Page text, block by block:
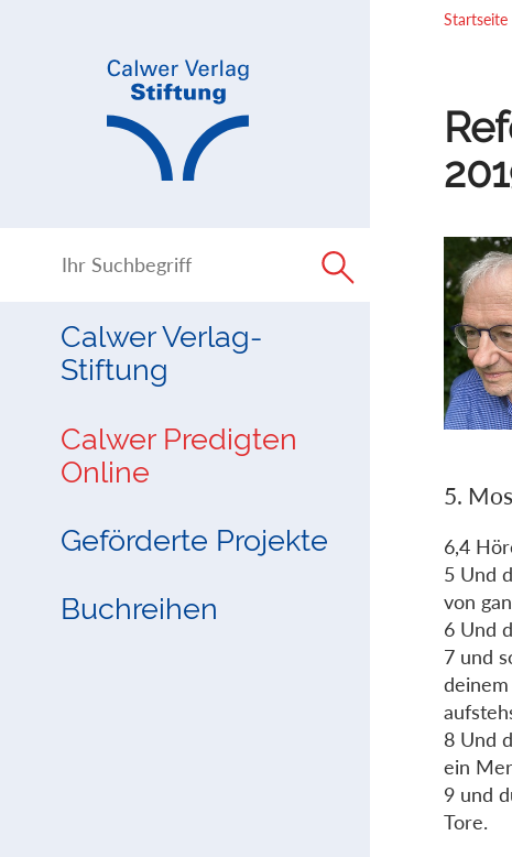
Calwer Verlag-
Stiftung
Calwer Predigten
Online
Geförderte Projekte
Buchreihen
Startseite
5.
6,4
5 Und
von
6 Und
7 und
8 Und
ein
9 und
Tore.